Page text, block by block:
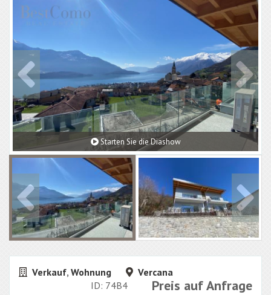
Starten Sie die Diashow
Verkauf, Wohnung Vercana
Preis auf Anfrage
ID: 74B4